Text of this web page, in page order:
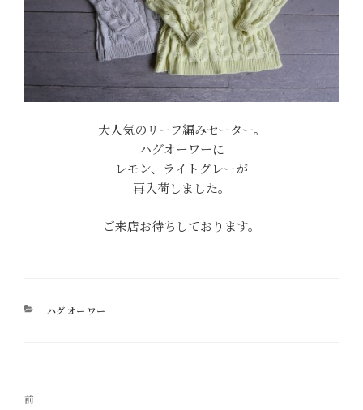
大人気のリーフ編みセーター。
ハグオーワーに
レモン、ライトグレーが
再入荷しました。
ご来店お待ちしております。
カ
ハグ オー ワー
投
過
前